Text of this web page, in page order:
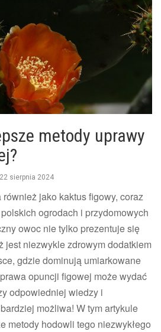
metody uprawy
22 sierpnia 2024
jako kaktus figowy, coraz
ogrodach i przydomowych
owoc nie tylko prezentuje się
jest niezwykle zdrowym dodatkiem
gdzie dominują umiarkowane
opuncji figowej może wydać
odpowiedniej wiedzy i
możliwa! W tym artykule
metody hodowli tego niezwykłego